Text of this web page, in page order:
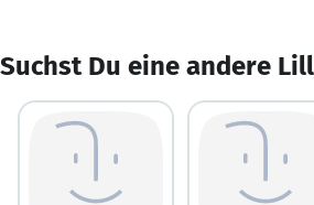
Suchst Du eine andere